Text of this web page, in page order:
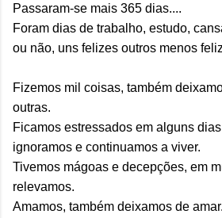
Passaram-se mais 365 dias....
Foram dias de trabalho, estudo,
ou não, uns felizes outros menos
Fizemos mil coisas, também
outras.
Ficamos estressados em alguns
ignoramos e continuamos a viver.
Tivemos mágoas e decepções, em
relevamos.
Amamos, também deixamos de amar.